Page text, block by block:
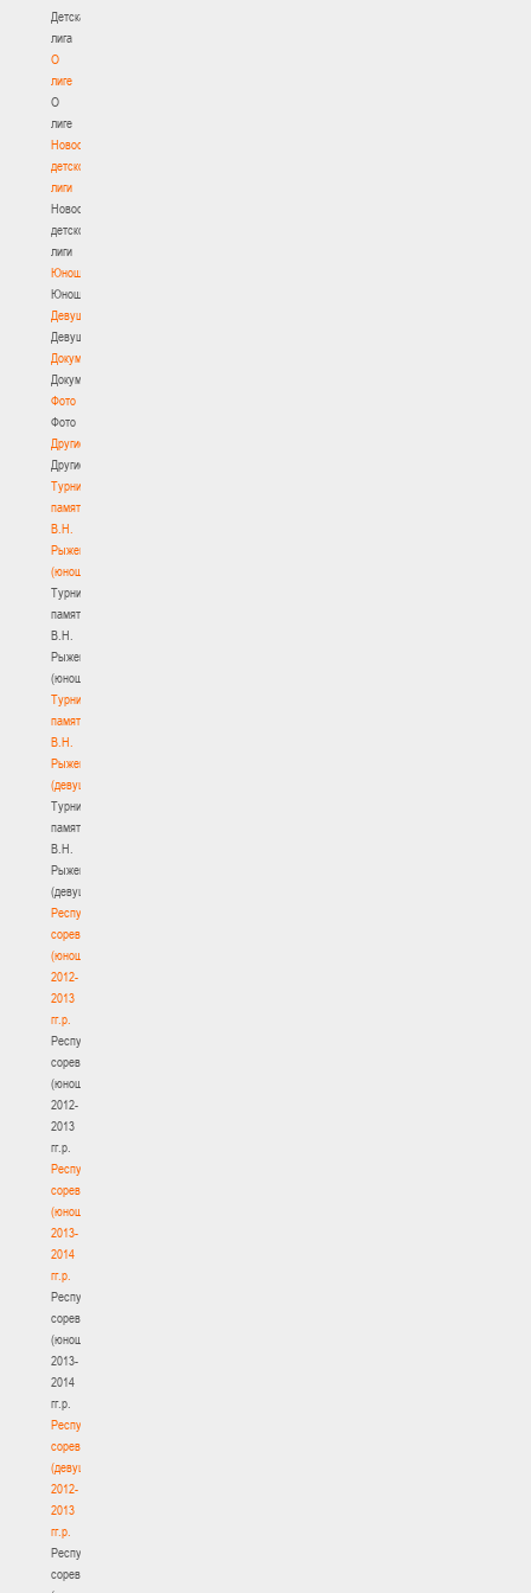
Детская
лига
О
лиге
О
лиге
Новости
детской
лиги
Новости
детской
лиги
Юноши
Юноши
Девушки
Девушки
Документы
Документы
Фото
Фото
Другие
Другие
Турнир
памяти
В.Н.
Рыженкова
(юноши)
Турнир
памяти
В.Н.
Рыженкова
(юноши)
Турнир
памяти
В.Н.
Рыженкова
(девушки)
Турнир
памяти
В.Н.
Рыженкова
(девушки)
Республиканские
соревнования
(юноши)
2012-
2013
гг.р.
Республиканские
соревнования
(юноши)
2012-
2013
гг.р.
Республиканские
соревнования
(юноши)
2013-
2014
гг.р.
Республиканские
соревнования
(юноши)
2013-
2014
гг.р.
Республиканские
соревнования
(девушки)
2012-
2013
гг.р.
Республиканские
соревнования